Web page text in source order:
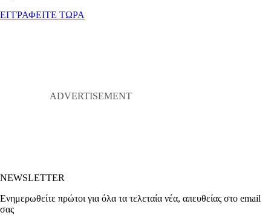
ΕΓΓΡΑΦΕΙΤΕ ΤΩΡΑ
NEWSLETTER
Ενημερωθείτε πρώτοι για όλα τα τελεταία νέα, απευθείας στο email
σας